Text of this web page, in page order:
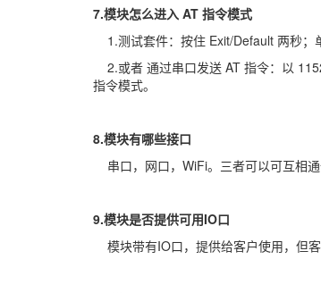
7.模块怎么进入 AT 指令模式
1.测试套件：按住 Exit/Default 两秒；
2.或者 通过串口发送 AT 指令：以
指令模式。
8.模块有哪些接口
串口，网口，WiFi。三者可以可互相
9.模块是否提供可用IO口
模块带有IO口，提供给客户使用，但